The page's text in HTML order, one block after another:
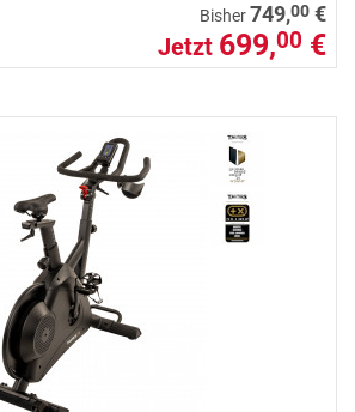
Bisher749,00 €
Jetzt 699,00 €